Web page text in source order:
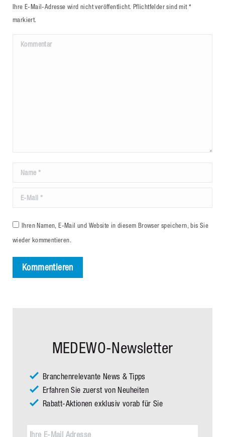
Ihre E-Mail-Adresse wird nicht veröffentlicht. Pflichtfelder sind mit *
markiert.
Kommentar
Name *
Email *
Ihren Namen, E-Mail und Website in diesem Browser speichern, bis Sie
wieder kommentieren.
Kommentieren
MEDEWO-Newsletter
Branchenrelevante News & Tipps
Erfahren Sie zuerst von Neuheiten
Rabatt-Aktionen exklusiv vorab für Sie